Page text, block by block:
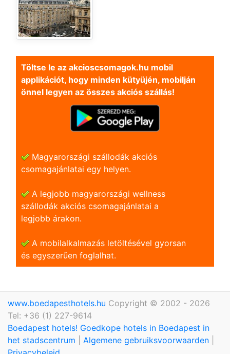
Töltse le az akcioscsomagok.hu mobil
applikációt, hogy minden kütyüjén, mobilján
önnel legyen az összes akciós szállás!
Magyarországi szállodák akciós
csomagajánlatai egy helyen.
A legjobb magyarországi wellness
szállodák akciós csomagajánlatai a
legjobb árakon.
A mobilalkalmazás letöltésével gyorsan
és egyszerũen foglalhat.
www.boedapesthotels.hu Copyright © 2002 - 2026
Tel: +36 (1) 227-9614
Boedapest hotels! Goedkope hotels in Boedapest in
het stadscentrum
Algemene gebruiksvoorwaarden